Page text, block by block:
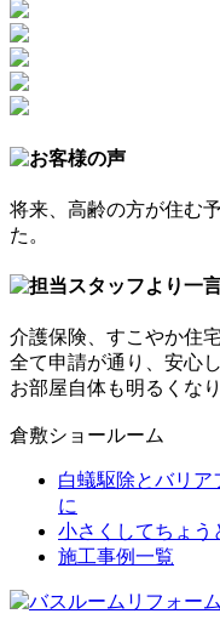
将来、高齢の方が住む
た。
介護保険、すこやか住
全て申請が通り、安心し
お部屋自体も明るくな
倉敷ショールーム
白蟻駆除とバリア
に
小さくしてちょう
施工事例一覧